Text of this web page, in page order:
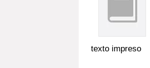
texto impreso